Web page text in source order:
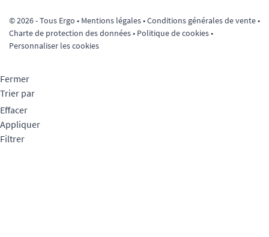
© 2026 - Tous Ergo • Mentions légales•Conditions générales de vente•
Charte de protection des données• Politique de cookies•
Personnaliser les cookies
Fermer
Trier par
Effacer
Appliquer
Filtrer